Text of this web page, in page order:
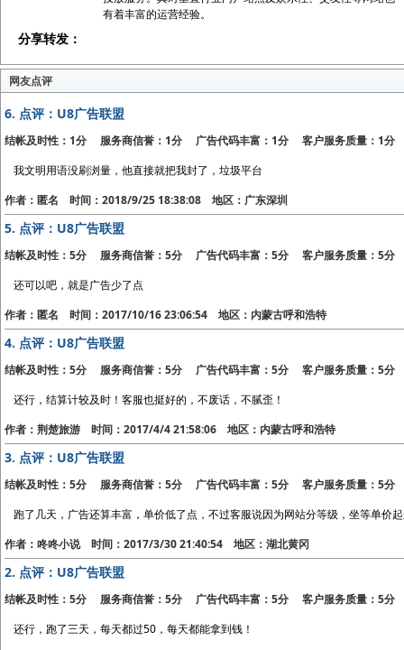
有着丰富的运营经验。
分享转发：
网友点评
6. 点评：U8广告联盟
结帐及时性：1分 服务商信誉：1分 广告代码丰富：1分 客户服务质量：1分
我文明用语没刷浏量，他直接就把我封了，垃圾平台
作者：匿名 时间：2018/9/25 18:38:08 地区：广东深圳
5. 点评：U8广告联盟
结帐及时性：5分 服务商信誉：5分 广告代码丰富：5分 客户服务质量：5分
还可以吧，就是广告少了点
作者：匿名 时间：2017/10/16 23:06:54 地区：内蒙古呼和浩特
4. 点评：U8广告联盟
结帐及时性：5分 服务商信誉：5分 广告代码丰富：5分 客户服务质量：5分
还行，结算计较及时！客服也挺好的，不废话，不腻歪！
作者：荆楚旅游 时间：2017/4/4 21:58:06 地区：内蒙古呼和浩特
3. 点评：U8广告联盟
结帐及时性：5分 服务商信誉：5分 广告代码丰富：5分 客户服务质量：5分
跑了几天，广告还算丰富，单价低了点，不过客服说因为网站分等级，坐等单价
作者：咚咚小说 时间：2017/3/30 21:40:54 地区：湖北黄冈
2. 点评：U8广告联盟
结帐及时性：5分 服务商信誉：5分 广告代码丰富：5分 客户服务质量：5分
还行，跑了三天，每天都过50，每天都能拿到钱！